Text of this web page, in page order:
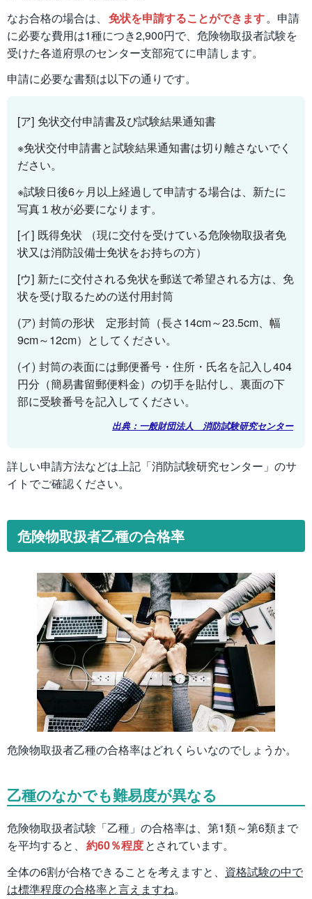
なお合格の場合は、 免状を申請することができます。申請
に必要な費用は1種につき2,900円で、危険物取扱者試験を
受けた各道府県のセンター支部宛てに申請します。
申請に必要な書類は以下の通りです。
[ア] 免状交付申請書及び試験結果通知書
※免状交付申請書と試験結果通知書は切り離さないでく
ださい。
※試験日後6ヶ月以上経過して申請する場合は、新たに
写真１枚が必要になります。
[イ] 既得免状 （現に交付を受けている危険物取扱者免
状又は消防設備士免状をお持ちの方）
[ウ] 新たに交付される免状を郵送で希望される方は、免
状を受け取るための送付用封筒
(ア) 封筒の形状 定形封筒（長さ14cm～23.5cm、幅
9cm～12cm）としてください。
(イ) 封筒の表面には郵便番号・住所・氏名を記入し404
円分（簡易書留郵便料金）の切手を貼付し、裏面の下
部に受験番号を記入してください。
出典：一般財団法人 消防試験研究センター
詳しい申請方法などは上記「消防試験研究センター」のサ
イトでご確認ください。
危険物取扱者乙種の合格率
危険物取扱者乙種の合格率はどれくらいなのでしょうか。
乙種のなかでも難易度が異なる
危険物取扱者試験「乙種」の合格率は、第1類～第6類まで
を平均すると、 約60％程度とされています。
全体の6割が合格できることを考えますと、 資格試験の中で
は標準程度の合格率と言えますね。